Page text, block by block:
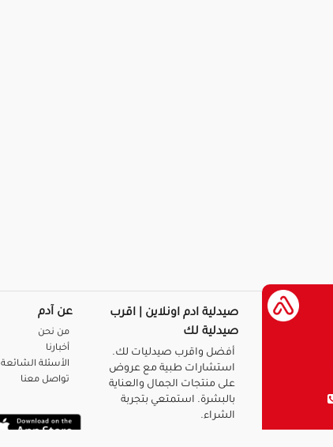
صيدلية ادم اونلاين | اقرب
صيدلية لك
أفضل واقرب صيدليات لك.
استشارات طبية مع عروض
على منتجات الجمال والعناية
بالبشرة. استمتعي بتجربة
الشراء.
عن آدم
من نحن
أخبارنا
الأسئلة الشائعة
تواصل معنا